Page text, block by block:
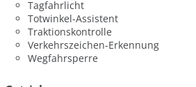
Tagfahrlicht
Totwinkel-Assistent
Traktionskontrolle
Verkehrszeichen-Erkennung
Wegfahrsperre